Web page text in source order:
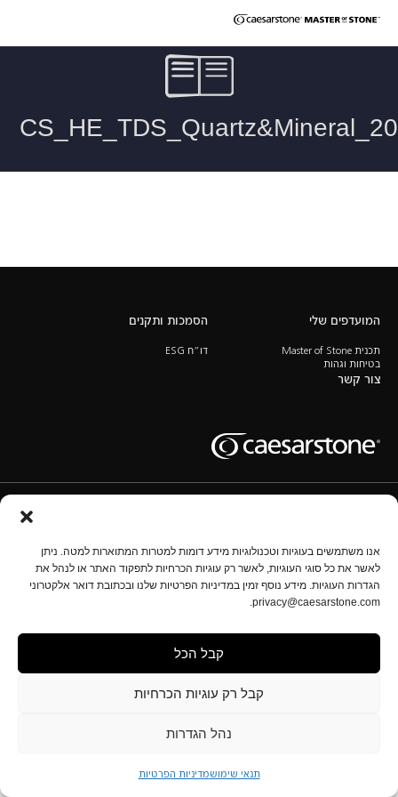
אנו משתמשים בעוגיות וטכנולוגיות מידע דומות למטרות המתוארות למטה. ניתן
לאשר את כל סוגי העוגיות, לאשר רק עוגיות הכרחיות לתפקוד האתר או לנהל את
הגדרות העוגיות. מידע נוסף זמין במדיניות הפרטיות שלנו ובכתובת דואר אלקטרוני
privacy@caesarstone.com.
קבל הכל
קבל רק עוגיות הכרחיות
נהל הגדרות
תנאי שימושמדיניות הפרטיות
מפרט טכני למשטחי קוורץ של אבן קיסר – 20 מ"מ
המועדפים שלי
תכנית Master of Stone
בטיחות וגהות
הסמכות ותקנים
דו”ח ESG
צור קשר
התוכן המופיע באתר זה אינו מהווה את המידע המלא והמקיף בנוגע לנושאים מקצועיים, גיהותיים ובטיחותיים
זה, ליעילותם או לגבי מידת התאמתם. על בעלי מפעלי העיבוד מוטלת האחריות המלאה לבטיחות וגיהות
עובדיהם, לרבות לעניין סיכונים הנוגעים לאבק סיליקה. תחומי אחריות אלו כוללים את החובה להכיר את
התקנות ותקני הבטיחות והגיהות החלים ולציית להם באופן מלא. המידע באתר זה אינו מהווה ייעוץ מקצועי,
רפואי, גיהותי, בטיחותי או משפטי מכל סוג, ואינו מהווה פרשנות של חוק, תקנה או תקן כלשהו; כמו כן, אין
לראות בו תחליף להתייעצות עם אנשי מקצוע בתחום הגיהות והבטיחות.